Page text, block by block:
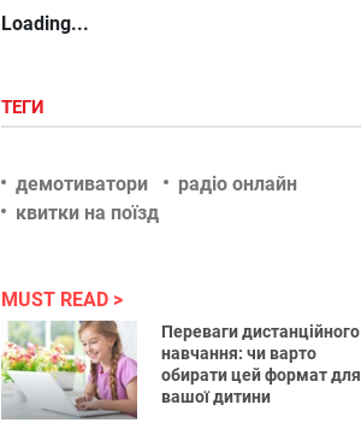
Loading...
ТЕГИ
демотиватори
радіо онлайн
квитки на поїзд
MUST READ
Переваги дистанційного
навчання: чи варто
обирати цей формат для
вашої дитини